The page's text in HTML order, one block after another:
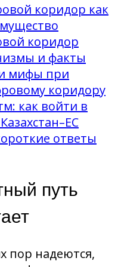
коридор как
коридор
и факты
мифы при
коридору
как войти в
ответы
путь
пор надеются,